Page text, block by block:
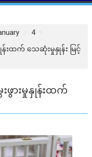
4
န်းထက် သေဆုံးမှုနှုန်း မြင့်
ဖွားမှုနှုန်းထက်